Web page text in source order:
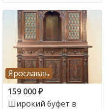
Ярославль
159 000₽
Широкий буфет в